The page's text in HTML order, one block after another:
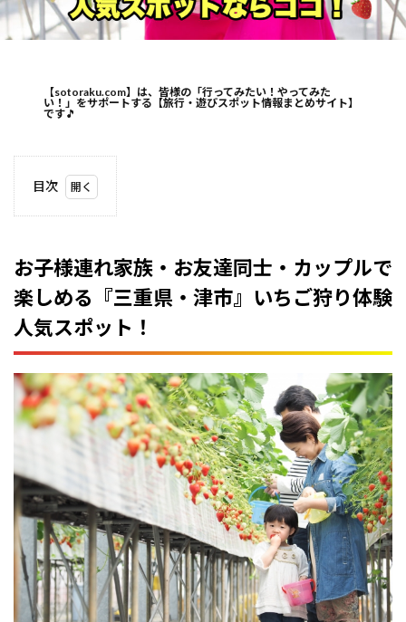
【sotoraku.com】は、皆様の「行ってみたい！やってみた
い！」をサポートする【旅行・遊びスポット情報まとめサイト】
です🎵
目次
れ家
族・
お友
達同
士・
カッ
プル
で楽
しめ
る
『三
市』
いち
ご狩
り体
験人
気ス
ポッ
ト！
お子様連れ家族・お友達同士・カップルで
楽しめる『三重県・津市』いちご狩り体験
人気スポット！